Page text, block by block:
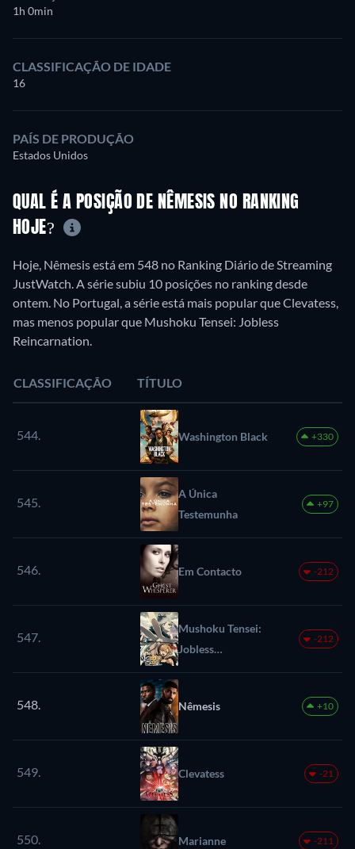
1h 0min
CLASSIFICAÇÃO DE IDADE
16
PAÍS DE PRODUÇÃO
Estados Unidos
QUAL É A POSIÇÃO DE NÊMESIS NO RANKING
HOJE?
Hoje, Nêmesis está em 548 no Ranking Diário de Streaming
JustWatch. A série subiu 10 posições no ranking desde
ontem. No Portugal, a série está mais popular que Clevatess,
mas menos popular que Mushoku Tensei: Jobless
Reincarnation.
CLASSIFICAÇÃO TÍTULO
544. Washington Black +330
545.
A Única
Testemunha
+97
546. Em Contacto -212
547.
Mushoku Tensei:
Jobless
Reincarnation
-212
548. Nêmesis +10
549. Clevatess -21
550. Marianne -211